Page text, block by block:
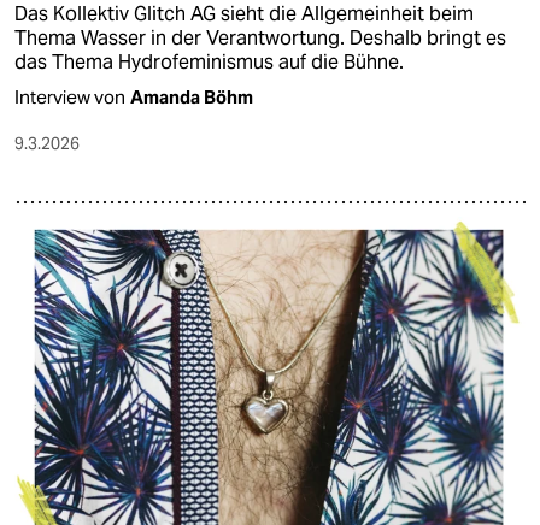
Das Kollektiv Glitch AG sieht die Allgemeinheit beim
Thema Wasser in der Verantwortung. Deshalb bringt es
das Thema Hydrofeminismus auf die Bühne.
Interview von Amanda Böhm
9.3.2026